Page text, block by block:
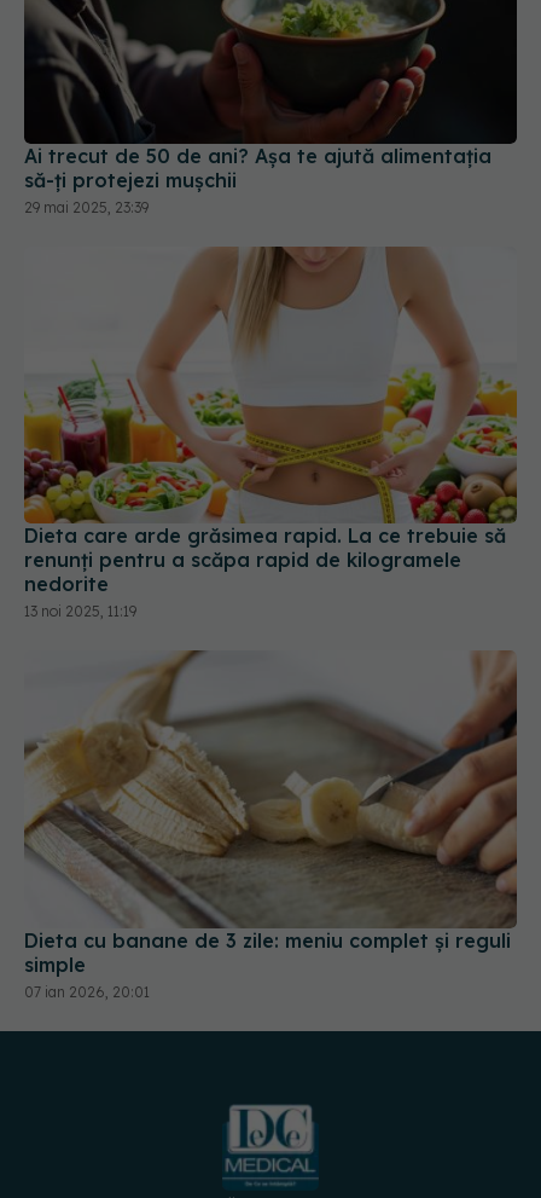
Ai trecut de 50 de ani? Așa te ajută alimentația
să-ți protejezi mușchii
29 mai 2025, 23:39
Dieta care arde grăsimea rapid. La ce trebuie să
renunți pentru a scăpa rapid de kilogramele
nedorite
13 noi 2025, 11:19
Dieta cu banane de 3 zile: meniu complet și reguli
simple
07 ian 2026, 20:01